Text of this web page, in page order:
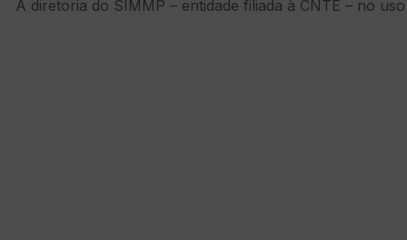
A diretoria do SIMMP – entidade filiada à CNTE – no uso